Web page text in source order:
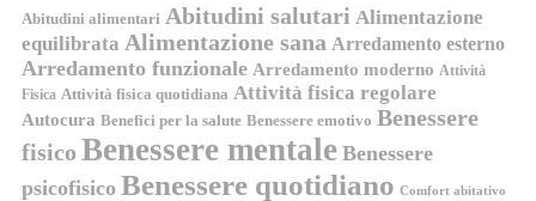
Abitudini alimentari Abitudini salutari Alimentazione
equilibrata Alimentazione sana Arredamento esterno
Arredamento funzionale Arredamento moderno Attività
Fisica Attività fisica quotidiana Attività fisica regolare
Autocura Benefici per la salute Benessere emotivo Benessere
fisico Benessere mentale Benessere
psicofisico Benessere quotidiano Comfort abitativo